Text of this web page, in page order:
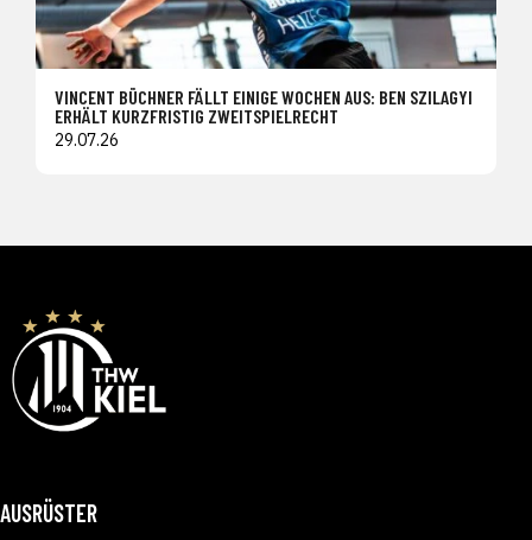
VINCENT BÜCHNER FÄLLT EINIGE WOCHEN AUS: BEN SZILAGYI
ERHÄLT KURZFRISTIG ZWEITSPIELRECHT
29.07.26
AUSRÜSTER